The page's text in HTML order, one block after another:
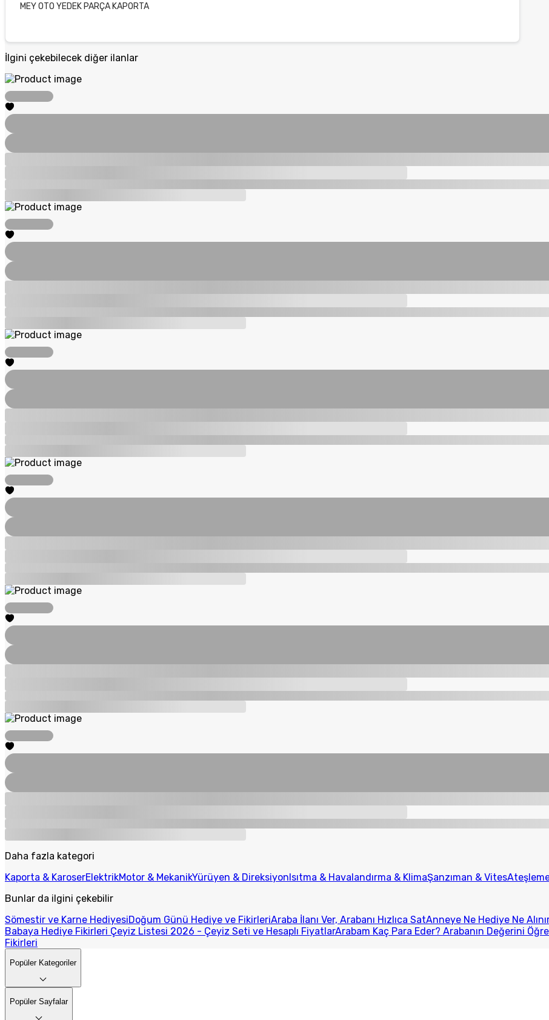
MEY OTO YEDEK PARÇA KAPORTA
İlgini çekebilecek diğer ilanlar
Daha fazla kategori
Kaporta & KaroserElektrikMotor & MekanikYürüyen & DireksiyonIsıtma & Havalandırma & KlimaŞanzıman & Vites
Bunlar da ilgini çekebilir
Sömestir ve Karne HediyesiDoğum Günü Hediye ve FikirleriAraba İlanı Ver, Arabanı Hızlıca SatAnneye Ne Hediye Ne
Babaya Hediye Fikirleri Çeyiz Listesi 2026 - Çeyiz Seti ve Hesaplı FiyatlarArabam Kaç Para Eder? Arabanın Değerini
Fikirleri
Popüler Kategoriler
Popüler Sayfalar